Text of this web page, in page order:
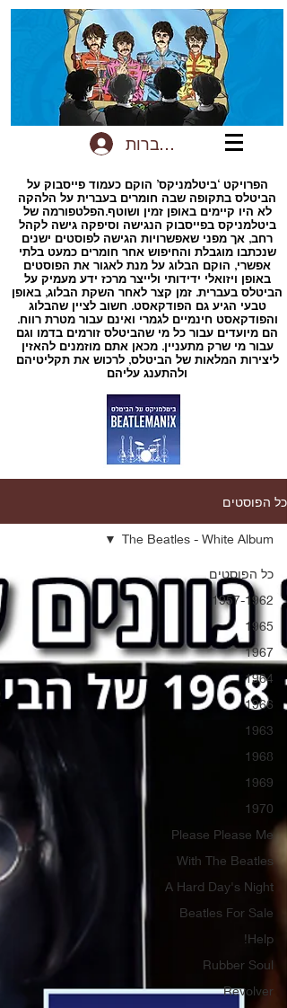
להתחברות
הפרויקט ‘ביטלמניקס’ הוקם כעמוד פייסבוק על
הביטלס בתקופה שבה חומרים בעברית על הלהקה
לא היו קיימים באופן זמין ושוטף.הפלטפורמה של
ביטלמניקס בפייסבוק הנגישה וסיפקה גישה לקהל
רחב, אך מפני שאפשרויות הגישה לפוסטים ישנים
שנכתבו מוגבלת והחיפוש אחר חומרים כמעט בלתי
אפשרי, הוקם הבלוג על מנת לאגור את הפוסטים
באופן ויזואלי ידידותי ולייצר מרכז ידע מעמיק על
הביטלס בעברית. זמן קצר לאחר השקת הבלוג, באופן
טבעי הגיע גם הפודקאסט. חשוב לציין שהבלוג
והפודקאסט חינמיים לגמרי ואינם עבור מטרת רווח.
הם מיועדים עבור כל מי שהביטלס זורמים בדמו וגם
עבור מי שרק מתעניין. מכאן אתם מוזמנים להאזין
ליצירות המלאות של הביטלס, לרכוש את תקליטיהם
ולהתענג עליהם
כל הפוסטים
כל הפוסטים
1957-1962
1965
1967
1964
1966
1963
1968
1969
1970
Please Please Me
With The Beatles
A Hard Day's Night
Beatles For Sale
Help!
Rubber Soul
Revolver
The Beatles - White Album